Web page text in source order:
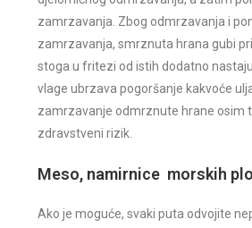
zamrzavanja. Zbog odmrzavanja i
zamrzavanja, smrznuta hrana gubi
stoga u fritezi od istih dodatno
vlage ubrzava pogoršanje kakvoće
zamrzavanje odmrznute hrane osim
zdravstveni rizik.
Meso, namirnice morskih
Ako je moguće, svaki puta odvojite